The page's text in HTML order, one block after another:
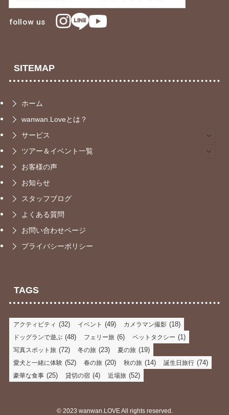
follow us
SITEMAP
ホーム
wanwan.Loveとは？
サービス
ツアー＆イベント一覧
お客様の声
お知らせ
スタッフブログ
よくある質問
お問い合わせページ
プライバシーポリシー
TAGS
アクティビティ (32) イベント (49) カメラマン撮影 (18)
ドッグランで遊ぶ (48) フェリー旅 (6) ペットタクシー (1)
写真スポット旅 (72) 冬の旅 (23) 夏の旅 (19)
愛犬と一緒に体験 (52) 春の旅 (20) 秋の旅 (14) 誕生日旅行 (74)
豪華な食事 (25) 貸切の宿 (4) 近場旅 (52)
©2023 wanwan.LOVE All rights reserved.